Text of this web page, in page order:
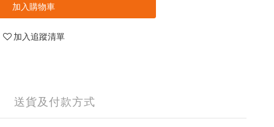
加入購物車
加入追蹤清單
送貨及付款方式